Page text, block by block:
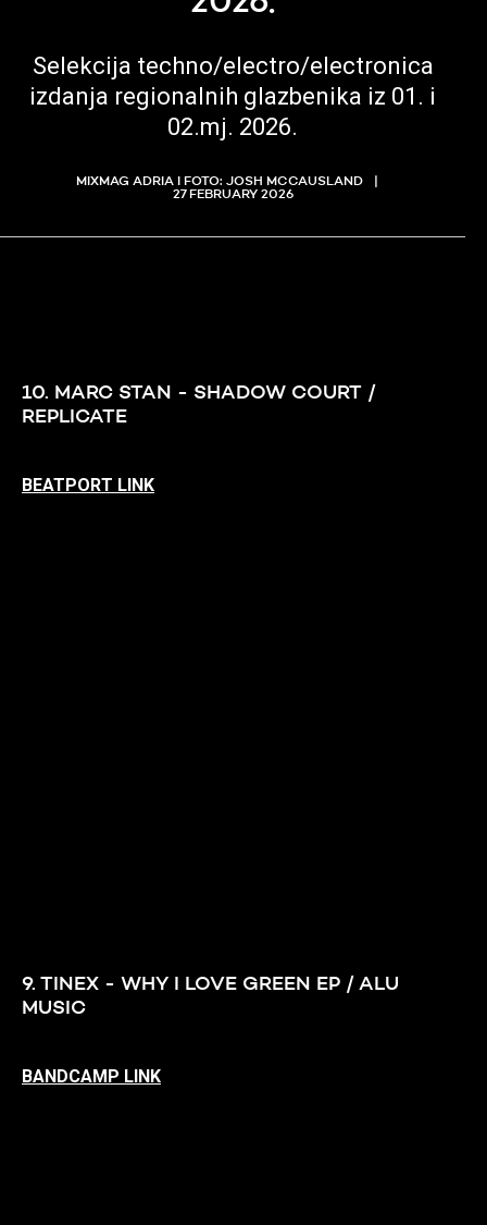
Selekcija techno/electro/electronica
izdanja regionalnih glazbenika iz 01. i
02.mj. 2026.
MIXMAG ADRIA I FOTO: JOSH MCCAUSLAND
27 FEBRUARY 2026
10. MARC STAN - SHADOW COURT /
REPLICATE
BEATPORT LINK
9. TINEX - WHY I LOVE GREEN EP / ALU
MUSIC
BANDCAMP LINK